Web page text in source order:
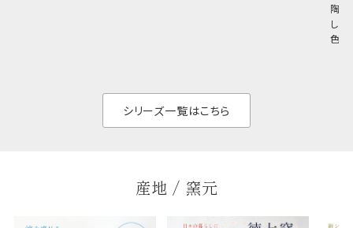
陶器
しい
色の
シリーズ一覧はこちら
産地 / 窯元